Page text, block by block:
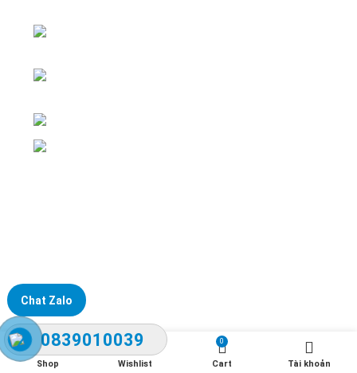
Chat Zalo
0839010039
Shop Wishlist
0
Cart Tài khoản